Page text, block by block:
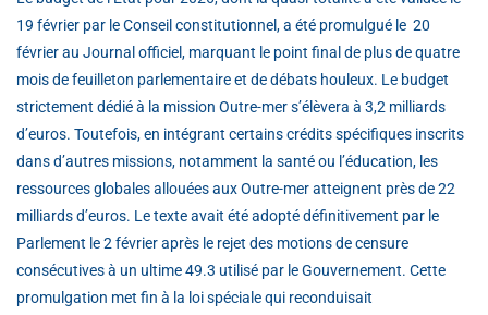
19 février par le Conseil constitutionnel, a été promulgué le 20
février au Journal officiel, marquant le point final de plus de quatre
mois de feuilleton parlementaire et de débats houleux. Le budget
strictement dédié à la mission Outre-mer s’élèvera à 3,2 milliards
d’euros. Toutefois, en intégrant certains crédits spécifiques inscrits
dans d’autres missions, notamment la santé ou l’éducation, les
ressources globales allouées aux Outre-mer atteignent près de 22
milliards d’euros. Le texte avait été adopté définitivement par le
Parlement le 2 février après le rejet des motions de censure
consécutives à un ultime 49.3 utilisé par le Gouvernement. Cette
promulgation met fin à la loi spéciale qui reconduisait